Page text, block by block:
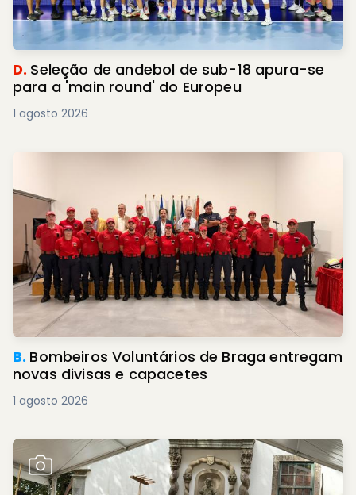
D. Seleção de andebol de sub-18 apura-se
para a 'main round' do Europeu
1 agosto 2026
B. Bombeiros Voluntários de Braga entregam
novas divisas e capacetes
1 agosto 2026